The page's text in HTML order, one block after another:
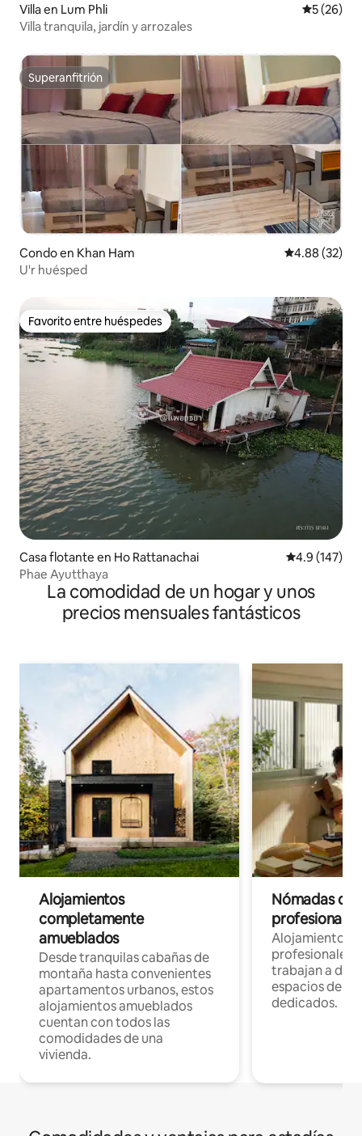
Villa en Lum Phli
5 (26)
Villa tranquila, jardín y arrozales
Superanfitrión
Superanfitrión
Condo en Khan Ham Calificación
4.88 (32)
U'r huésped
Favorito entre huéspedes
Favorito entre huéspedes
Casa flotante en Ho Rattanachai Calificación
4.9 (147)
Phae Ayutthaya
La comodidad de un hogar y unos
precios mensuales fantásticos
Alojamientos
completamente
amueblados
Desde tranquilas cabañas de
montaña hasta convenientes
apartamentos urbanos, estos
alojamientos amueblados
cuentan con todos las
comodidades de una
vivienda.
Nómadas
Alojamientos
profesionales
trabajan a
espacios de
dedicados.